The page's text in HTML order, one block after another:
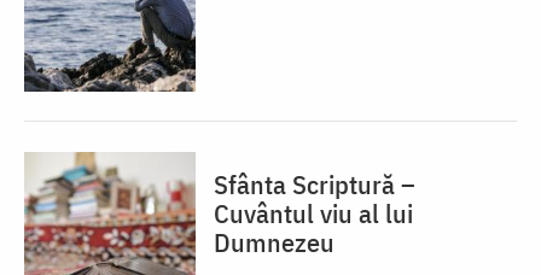
Sfânta Scriptură –
Cuvântul viu al lui
Dumnezeu